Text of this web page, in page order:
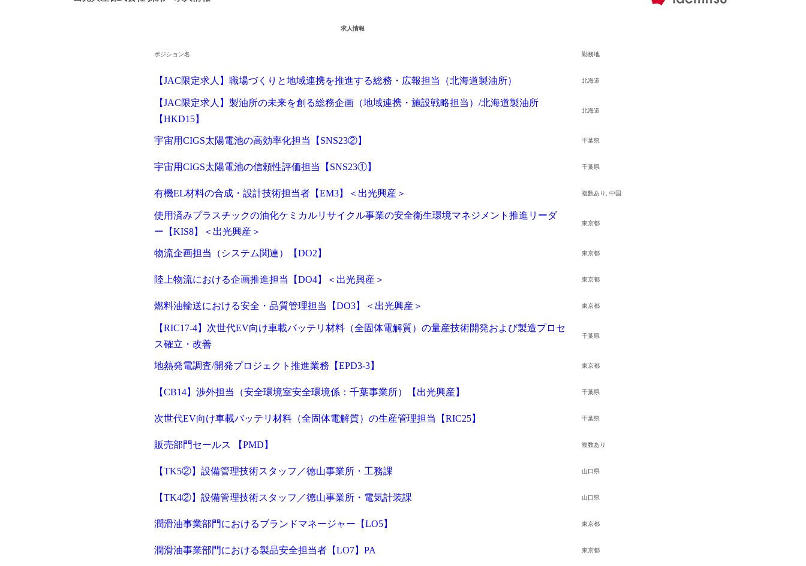
求人情報
ポジション名 勤務地
【JAC限定求人】職場づくりと地域連携を推進する総務・広報担当（北海道製油所） 北海道
【JAC限定求人】製油所の未来を創る総務企画（地域連携・施設戦略担当）/北海道製油所
【HKD15】
北海道
宇宙用CIGS太陽電池の高効率化担当【SNS23②】 千葉県
宇宙用CIGS太陽電池の信頼性評価担当【SNS23①】 千葉県
有機EL材料の合成・設計技術担当者【EM3】＜出光興産＞ 複数あり, 中国
使用済みプラスチックの油化ケミカルリサイクル事業の安全衛生環境マネジメント推進リーダ
ー【KIS8】＜出光興産＞
東京都
物流企画担当（システム関連）【DO2】 東京都
陸上物流における企画推進担当【DO4】＜出光興産＞ 東京都
燃料油輸送における安全・品質管理担当【DO3】＜出光興産＞ 東京都
【RIC17-4】次世代EV向け車載バッテリ材料（全固体電解質）の量産技術開発および製造プロセ
ス確立・改善
千葉県
地熱発電調査/開発プロジェクト推進業務【EPD3-3】 東京都
【CB14】渉外担当（安全環境室安全環境係：千葉事業所）【出光興産】 千葉県
次世代EV向け車載バッテリ材料（全固体電解質）の生産管理担当【RIC25】 千葉県
販売部門セールス 【PMD】 複数あり
【TK5②】設備管理技術スタッフ／徳山事業所・工務課 山口県
【TK4②】設備管理技術スタッフ／徳山事業所・電気計装課 山口県
潤滑油事業部門におけるブランドマネージャー【LO5】 東京都
潤滑油事業部門における製品安全担当者【LO7】PA 東京都